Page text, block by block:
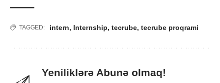
TAGGED: intern, Internship, tecrube, tecrube proqrami
Yeniliklərə Abunə olmaq!